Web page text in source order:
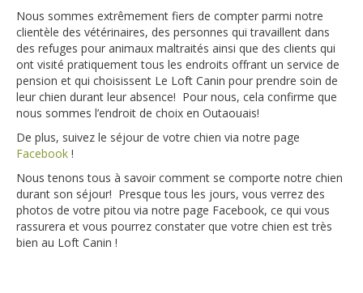
Nous sommes extrêmement fiers de compter parmi notre
clientèle des vétérinaires, des personnes qui travaillent dans
des refuges pour animaux maltraités ainsi que des clients qui
ont visité pratiquement tous les endroits offrant un service de
pension et qui choisissent Le Loft Canin pour prendre soin de
leur chien durant leur absence! Pour nous, cela confirme que
nous sommes l’endroit de choix en Outaouais!
De plus, suivez le séjour de votre chien via notre page
Facebook !
Nous tenons tous à savoir comment se comporte notre chien
durant son séjour! Presque tous les jours, vous verrez des
photos de votre pitou via notre page Facebook, ce qui vous
rassurera et vous pourrez constater que votre chien est très
bien au Loft Canin !